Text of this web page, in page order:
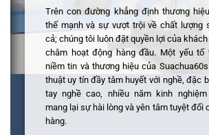
Trên con đường khẳng định thương
thế mạnh và sự vượt trội về chất lượng
cả; chúng tôi luôn đặt quyền lợi của
châm hoạt động hàng đầu. Một yếu tố
niềm tin và thương hiệu của
thuật uy tín đầy tâm huyết với nghề, đặc
tay nghề cao, nhiều năm kinh nghiệm
mang lại sự hài lòng và yên tâm tuyệt đối
hàng.